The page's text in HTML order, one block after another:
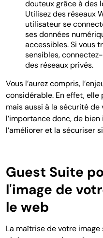
douteux grâce à des
Utilisez des réseaux
utilisateur se
ses données
accessibles. Si vous
sensibles,
des réseaux privés.
Vous l’aurez compris,
considérable. En effet,
mais aussi à la sécurité de
l’importance donc, de
l’améliorer et la sécuriser
Guest Suite
l'image de
le web
La maîtrise de votre